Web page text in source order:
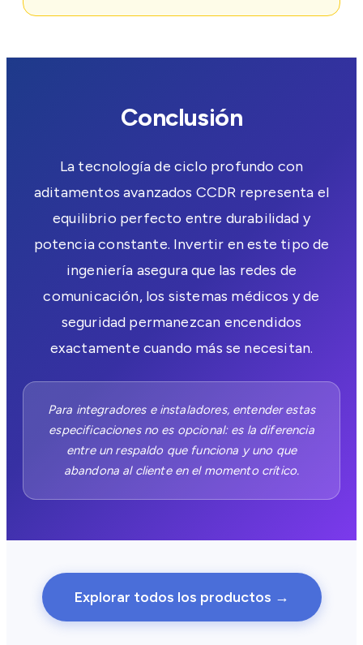
Conclusión
La tecnología de ciclo profundo con
aditamentos avanzados CCDR representa el
equilibrio perfecto entre durabilidad y
potencia constante. Invertir en este tipo de
ingeniería asegura que las redes de
comunicación, los sistemas médicos y de
seguridad permanezcan encendidos
exactamente cuando más se necesitan.
Para integradores e instaladores, entender estas
especificaciones no es opcional: es la diferencia
entre un respaldo que funciona y uno que
abandona al cliente en el momento crítico.
Explorar todos los productos →